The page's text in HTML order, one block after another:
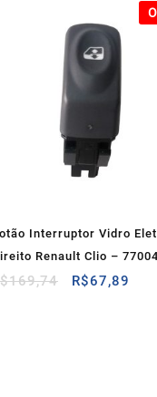
Interruptor Vidro
Renault Clio –
169,74
O
R$67,89